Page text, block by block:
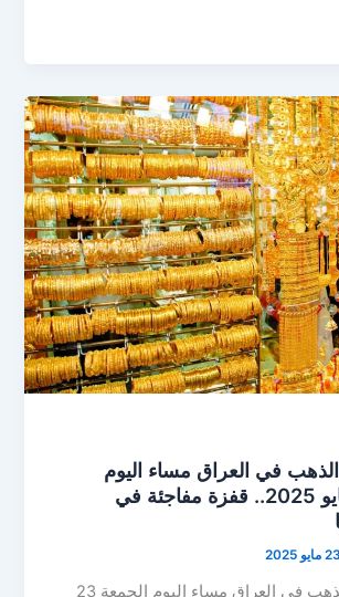
الذهب في العراق مساء اليوم
الجمعة 23 مايو 2025.. قفزة مفاجئة في
23 مايو 2025
شهدت أسعار الذهب في العراق مساء اليوم الجمعة 23